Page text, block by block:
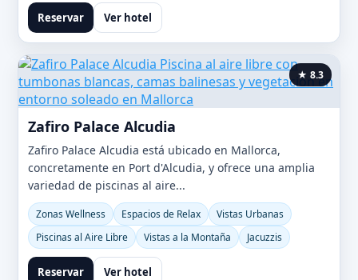
Reservar Ver hotel
★ 8.3
Zafiro Palace Alcudia
Zafiro Palace Alcudia está ubicado en Mallorca,
concretamente en Port d'Alcudia, y ofrece una amplia
variedad de piscinas al aire...
Zonas Wellness Espacios de Relax
Vistas Urbanas
Piscinas al Aire Libre
Vistas a la Montaña Jacuzzis
Reservar Ver hotel